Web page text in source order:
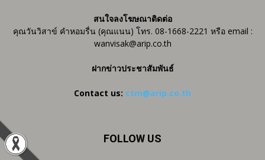
สนใจลงโฆษณาติดต่อ
คุณวันวิสาข์ คำหอมรื่น (คุณแนน) โทร. 08-1668-2221 หรือ email :
wanvisak@arip.co.th
ฝากข่าวประชาสัมพันธ์
Contact us: ctm@arip.co.th
FOLLOW US